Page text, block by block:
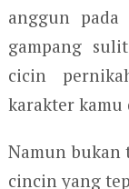
anggun pada
gampang
cicin
karakter kamu
Namun bukan
cincin yang